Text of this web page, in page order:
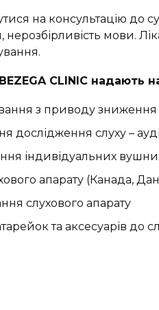
на консультацію до
мови.
CLINIC надають
з приводу зниження
дослідження слуху –
індивідуальних
апарату (Канада,
слухового апарату
та аксесуарів до